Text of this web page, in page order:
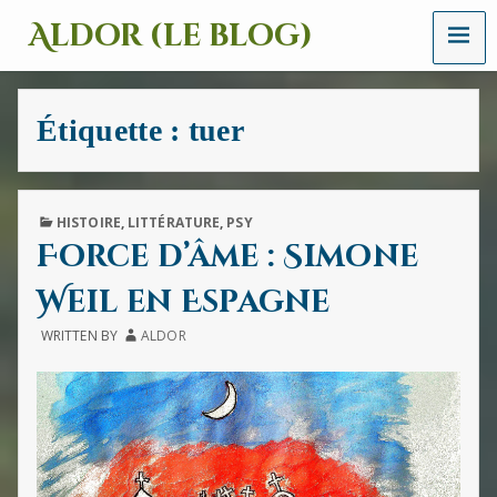
Aldor (le blog)
Un
site
avec
des
des
images
et
des
sons
MENU
Étiquette : tuer
PUBLISHED
HISTOIRE, LITTÉRATURE, PSY
Force d’âme : Simone
Weil en Espagne
WRITTEN BY ALDOR